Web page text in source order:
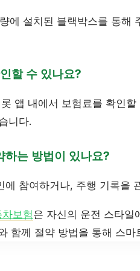
에 설치된 블랙박스를 통해
할 수 있나요?
앱 내에서 보험료를 확인
니다.
하는 방법이 있나요?
에 참여하거나, 주행 기록을
보험은 자신의 운전 스타일
함께 절약 방법을 통해 스